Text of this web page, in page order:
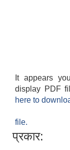
It appears
display PDF
here to
file.
प्रकार: